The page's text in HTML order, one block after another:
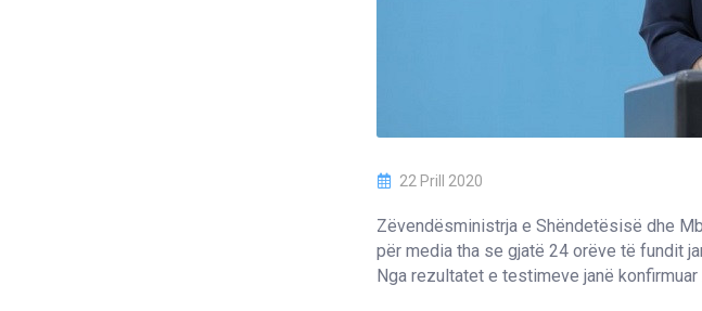
22 Prill 2020
Zëvendësministrja e Shëndetësisë dhe
për media tha se gjatë 24 orëve të fundit
Nga rezultatet e testimeve janë